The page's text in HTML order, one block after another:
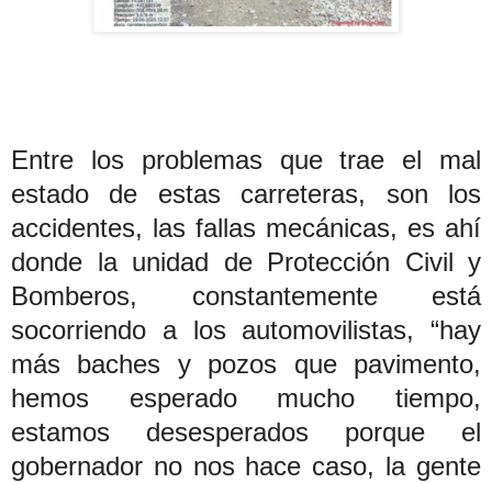
Entre los problemas que trae el mal
estado de estas carreteras, son los
accidentes, las fallas mecánicas, es ahí
donde la unidad de Protección Civil y
Bomberos, constantemente está
socorriendo a los automovilistas, “hay
más baches y pozos que pavimento,
hemos esperado mucho tiempo,
estamos desesperados porque el
gobernador no nos hace caso, la gente